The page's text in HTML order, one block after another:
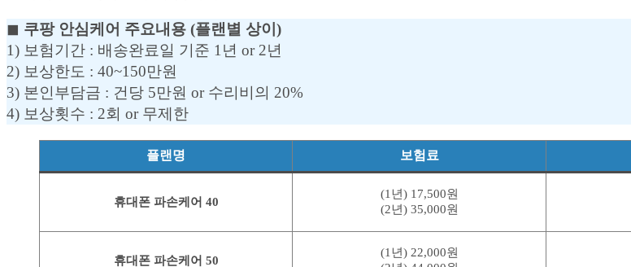
◼︎ 쿠팡 안심케어 주요내용 (플랜별 상이)
1) 보험기간 : 배송완료일 기준 1년 or 2년
2) 보상한도 : 40~150만원
3) 본인부담금 : 건당 5만원 or 수리비의 20%
4) 보상횟수 : 2회 or 무제한
플랜명 보험료
휴대폰 파손케어 40
(1년) 17,500원
(2년) 35,000원
휴대폰 파손케어 50
(1년) 22,000원